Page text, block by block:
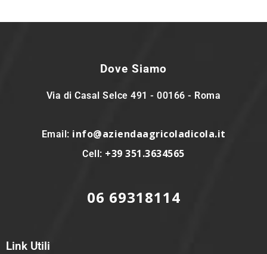
Dove Siamo
Via di Casal Selce 491 - 00166 - Roma
Email: info@aziendaagricoladicola.it
Cell: +39 351.3634565
06 69318114
Link Utili